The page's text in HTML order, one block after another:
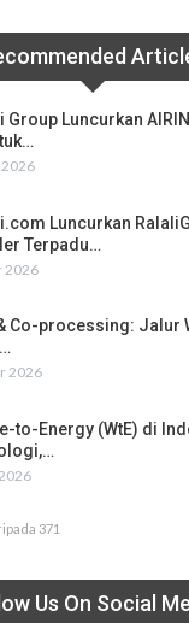
Group Luncurkan
2026
Luncurkan
Terpadu…
2026
Co-processing: Jalur
2026
to-Energy (WtE) di
371
Us On Social